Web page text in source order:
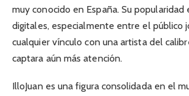
muy conocido en España. Su
digitales, especialmente entre el público
cualquier vínculo con una artista del
captara aún más atención.
IlloJuan es una figura consolidada en el